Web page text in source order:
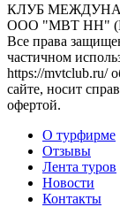
КЛУБ
ООО "МВТ НН"
Все права
частичном
https://mvtclub.ru/
сайте, носит
офертой.
О турфирме
Отзывы
Лента туров
Новости
Контакты